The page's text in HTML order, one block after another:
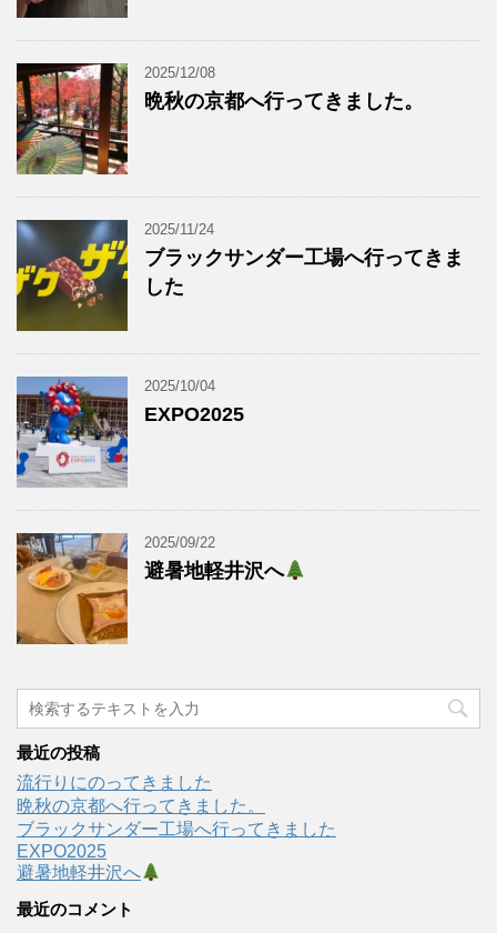
2025/12/08
晩秋の京都へ行ってきました。
2025/11/24
ブラックサンダー工場へ行ってきま
した
2025/10/04
EXPO2025
2025/09/22
避暑地軽井沢へ
最近の投稿
流行りにのってきました
晩秋の京都へ行ってきました。
ブラックサンダー工場へ行ってきました
EXPO2025
避暑地軽井沢へ
最近のコメント